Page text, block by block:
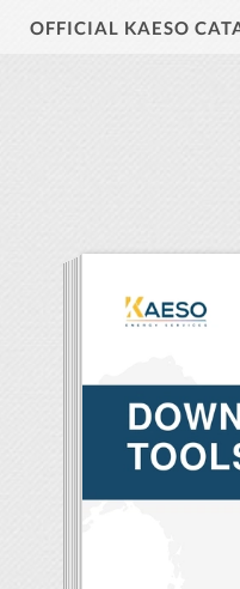
OFFICIAL KAESO